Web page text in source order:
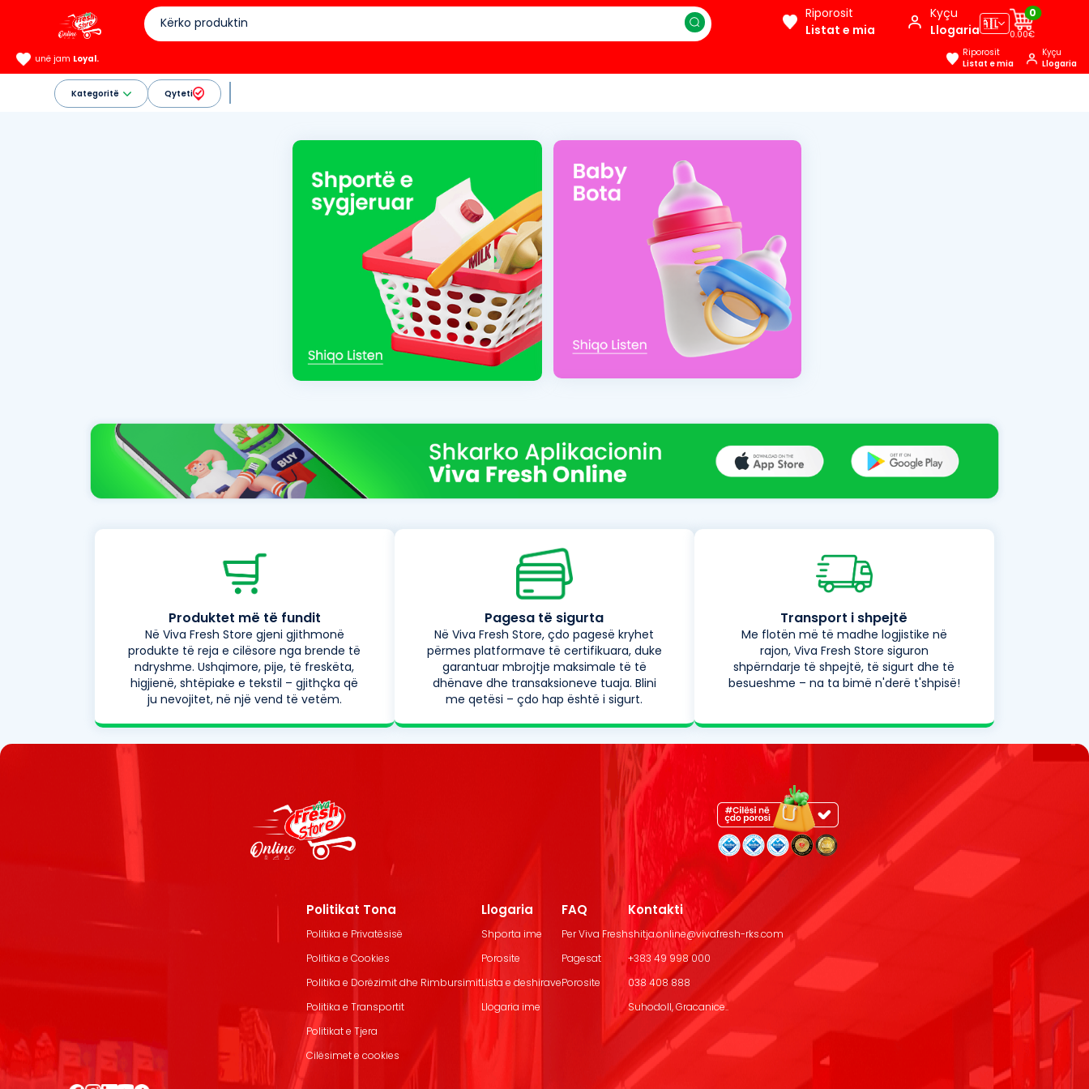
Riporosit
Listat e mia
Kyçu
Llogaria🇦🇱
0
0.00€
unë jam Loyal.
Riporosit
Listat e mia
Kyçu
Llogaria
Kategoritë Qyteti
Produktet më të fundit
Në Viva Fresh Store gjeni gjithmonë
produkte të reja e cilësore nga brende të
ndryshme. Ushqimore, pije, të freskëta,
higjienë, shtëpiake e tekstil – gjithçka që
ju nevojitet, në një vend të vetëm.
Pagesa të sigurta
Në Viva Fresh Store, çdo pagesë kryhet
përmes platformave të certifikuara, duke
garantuar mbrojtje maksimale të të
dhënave dhe transaksioneve tuaja. Blini
me qetësi – çdo hap është i sigurt.
Transport i shpejtë
Me flotën më të madhe logjistike në
rajon, Viva Fresh Store siguron
shpërndarje të shpejtë, të sigurt dhe të
besueshme – na ta bimë n'derë t'shpisë!
Politikat Tona
Politika e Privatësisë
Politika e Cookies
Politika e Dorëzimit dhe Rimbursimit
Politika e Transportit
Politikat e Tjera
Cilësimet e cookies
Llogaria
Shporta ime
Porosite
Lista e deshirave
Llogaria ime
FAQ
Per Viva Fresh
Pagesat
Porosite
Kontakti
shitja.online@vivafresh-rks.com
+383 49 998 000
038 408 888
Suhodoll, Gracanice..